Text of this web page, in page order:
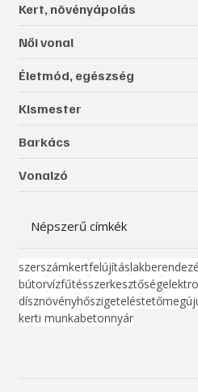
Kert, növényápolás
Női vonal
Életmód, egészség
Kismester
Barkács
Vonalzó
Népszerű címkék
szerszámkertfelújítás
bútorvízfűtésszerkesztőség
dísznövényhőszigeteléstető
kerti munkabetonnyár